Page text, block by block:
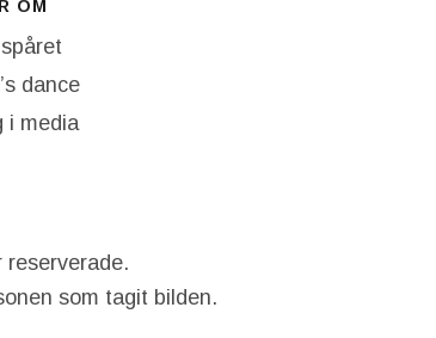
OM
dance
i media
som tagit bilden.